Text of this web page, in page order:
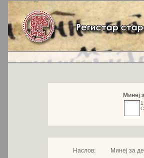
Минеј
Наслов:
Минеј за